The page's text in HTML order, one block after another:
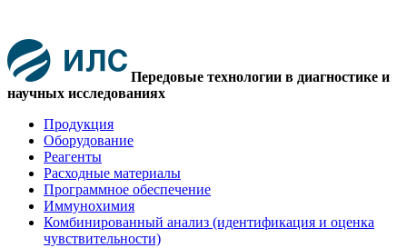
Передовые технологии в диагностике и
научных исследованиях
Продукция
Оборудование
Реагенты
Расходные материалы
Программное обеспечение
Иммунохимия
Комбинированный анализ (идентификация и оценка
чувствительности)